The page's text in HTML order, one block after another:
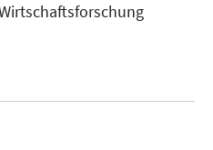
öffnen